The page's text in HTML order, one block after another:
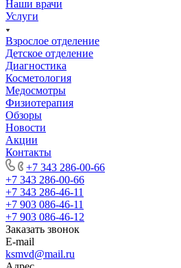
Наши врачи
Услуги
Взрослое отделение
Детское отделение
Диагностика
Косметология
Медосмотры
Физиотерапия
Обзоры
Новости
Акции
Контакты
+7 343 286-00-66
+7 343 286-00-66
+7 343 286-46-11
+7 903 086-46-11
+7 903 086-46-12
Заказать звонок
E-mail
ksmvd@mail.ru